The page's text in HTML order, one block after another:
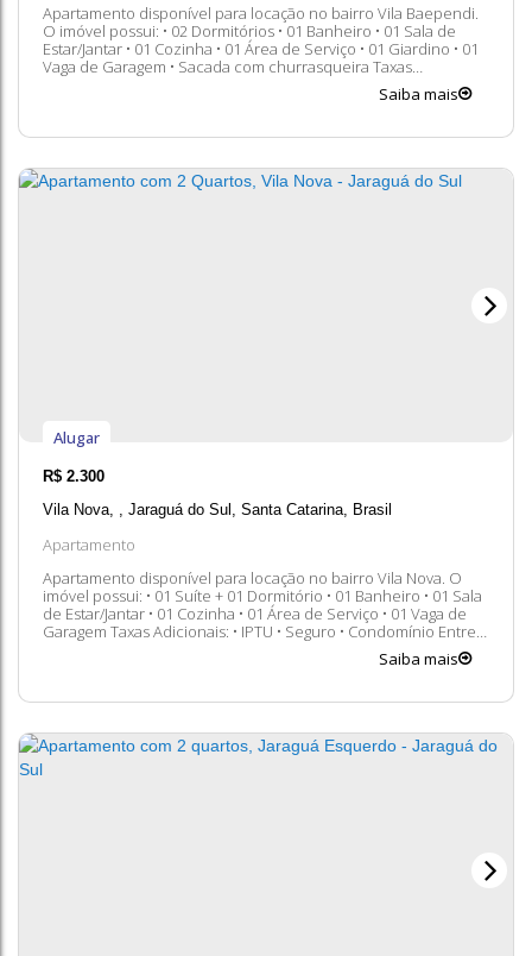
Apartamento disponível para locação no bairro Vila Baependi.
O imóvel possui: • 02 Dormitórios • 01 Banheiro • 01 Sala de
Estar/Jantar • 01 Cozinha • 01 Área de Serviço • 01 Giardino • 01
Vaga de Garagem • Sacada com churrasqueira Taxas
para mais informações, ficaremos felizes em lhe atender....
Saiba mais
Apartamento
R$ 2.300
Vila Nova
Jaraguá do Sul Santa Catarina Brasil
Apartamento disponível para locação no bairro Vila Nova. O
imóvel possui: • 01 Suíte + 01 Dormitório • 01 Banheiro • 01 Sala
de Estar/Jantar • 01 Cozinha • 01 Área de Serviço • 01 Vaga de
Garagem Taxas Adicionais: • IPTU • Seguro • Condomínio Entre
em contato conosco para mais informações, ficaremos felizes
Alugar
Saiba mais